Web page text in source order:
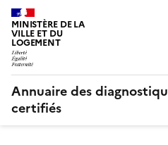
MINISTÈRE DE LA
VILLE ET DU
LOGEMENT
Annuaire des
certifiés